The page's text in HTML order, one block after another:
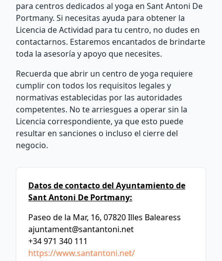
para centros dedicados al yoga en Sant Antoni De
Portmany. Si necesitas ayuda para obtener la
Licencia de Actividad para tu centro, no dudes en
contactarnos. Estaremos encantados de brindarte
toda la asesoría y apoyo que necesites.
Recuerda que abrir un centro de yoga requiere
cumplir con todos los requisitos legales y
normativas establecidas por las autoridades
competentes. No te arriesgues a operar sin la
Licencia correspondiente, ya que esto puede
resultar en sanciones o incluso el cierre del
negocio.
Datos de contacto del Ayuntamiento de
Sant Antoni De Portmany:
Paseo de la Mar, 16, 07820 Illes Balearess
ajuntament@santantoni.net
+34 971 340 111
https://www.santantoni.net/